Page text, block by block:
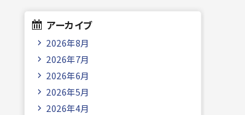
アーカイブ
2026年8月
2026年7月
2026年6月
2026年5月
2026年4月